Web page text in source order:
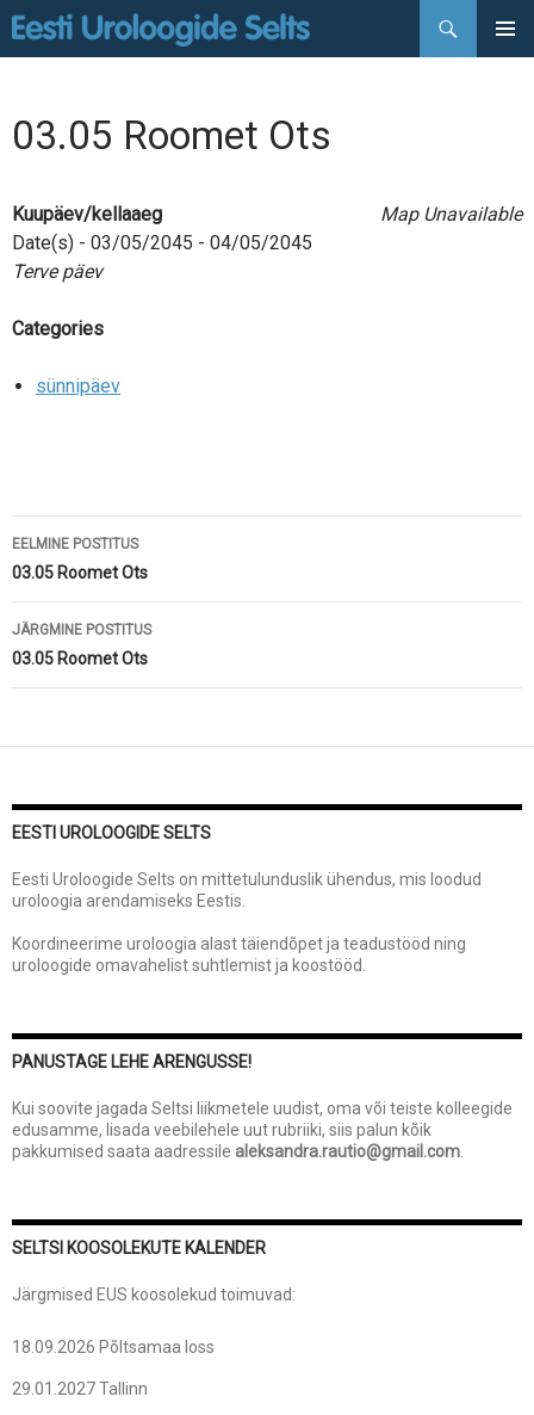
Otsi
03.05 Roomet Ots
Map Unavailable
Kuupäev/kellaaeg
Date(s) - 03/05/2045 - 04/05/2045
Terve päev
Categories
sünnipäev
Postituste
töölaud
EELMINE POSTITUS
03.05 Roomet Ots
JÄRGMINE POSTITUS
03.05 Roomet Ots
EESTI UROLOOGIDE SELTS
Eesti Uroloogide Selts on mittetulunduslik ühendus, mis loodud
uroloogia arendamiseks Eestis.
Koordineerime uroloogia alast täiendõpet ja teadustööd ning
uroloogide omavahelist suhtlemist ja koostööd.
PANUSTAGE LEHE ARENGUSSE!
Kui soovite jagada Seltsi liikmetele uudist, oma või teiste kolleegide
edusamme, lisada veebilehele uut rubriiki, siis palun kõik
pakkumised saata aadressile aleksandra.rautio@gmail.com
SELTSI KOOSOLEKUTE KALENDER
Järgmised EUS koosolekud toimuvad:
18.09.2026 Põltsamaa loss
29.01.2027 Tallinn